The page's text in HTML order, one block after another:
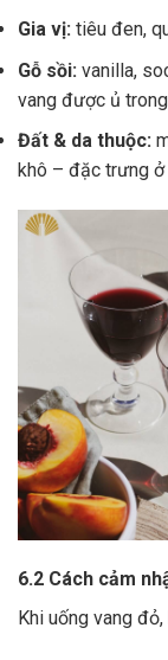
Gia vị: tiêu đen,
Gỗ sồi: vanilla,
vang được ủ
Đất & da thuộc:
khô – đặc trưng ở
6.2 Cách cảm
Khi uống vang